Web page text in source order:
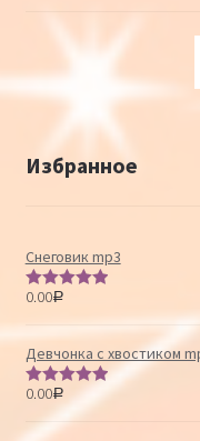
Избранное
Снеговик mp3
Оценка
0.00Р
Девчонка с хвостиком
Оценка
0.00Р